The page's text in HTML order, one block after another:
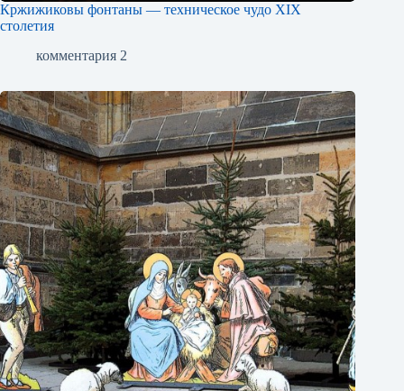
Кржижиковы фонтаны — техническое чудо XIX
столетия
комментария 2